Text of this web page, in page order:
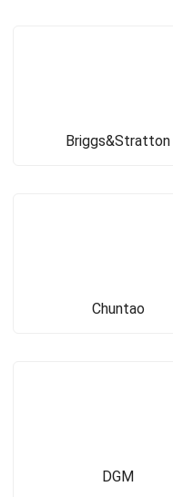
Briggs&Stratton
Chuntao
DGM